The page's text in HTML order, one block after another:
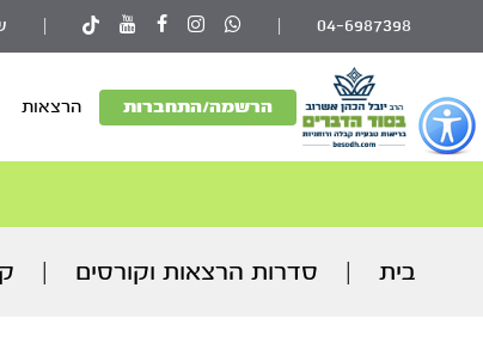
כפתור
לפתיחת
תפריט
נגישות
04-6987398
הרשמה/התחברות הרצאות
בית סדרות הרצאות וקורסים